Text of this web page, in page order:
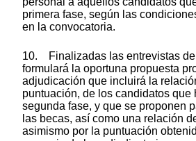
primera fase, según las
en la convocatoria.
10. Finalizadas las entrevistas
formulará la oportuna propuesta
adjudicación que incluirá la
puntuación, de los candidatos que
segunda fase, y que se proponen
las becas, así como una relación
asimismo por la puntuación